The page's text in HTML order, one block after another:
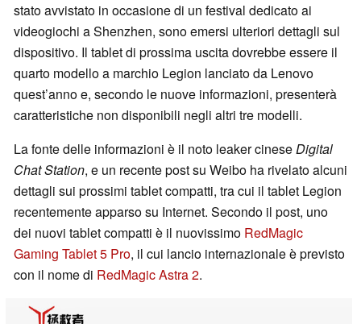
stato avvistato in occasione di un festival dedicato ai
videogiochi a Shenzhen, sono emersi ulteriori dettagli sul
dispositivo. Il tablet di prossima uscita dovrebbe essere il
quarto modello a marchio Legion lanciato da Lenovo
quest’anno e, secondo le nuove informazioni, presenterà
caratteristiche non disponibili negli altri tre modelli.
La fonte delle informazioni è il noto leaker cineseDigital
Chat Station, e un recente post su Weibo ha rivelato alcuni
dettagli sui prossimi tablet compatti, tra cui il tablet Legion
recentemente apparso su Internet. Secondo il post, uno
dei nuovi tablet compatti è il nuovissimo RedMagic
Gaming Tablet 5 Pro, il cui lancio internazionale è previsto
con il nome di RedMagic Astra 2.